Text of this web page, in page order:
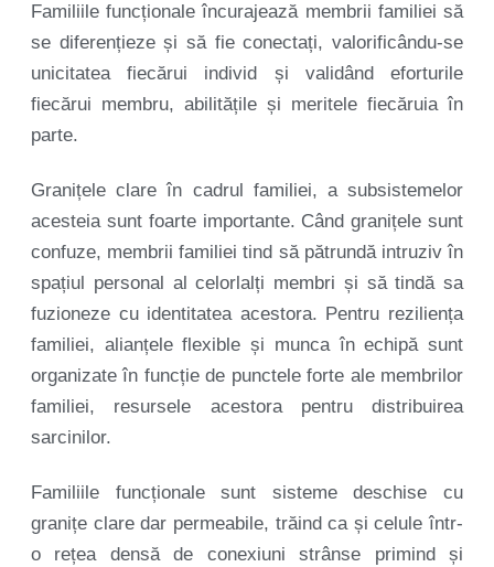
Familiile funcționale încurajează membrii familiei să
se diferențieze și să fie conectați, valorificându-se
unicitatea fiecărui individ și validând eforturile
fiecărui membru, abilitățile și meritele fiecăruia în
parte.
Granițele clare în cadrul familiei, a subsistemelor
acesteia sunt foarte importante. Când granițele sunt
confuze, membrii familiei tind să pătrundă intruziv în
spațiul personal al celorlalți membri și să tindă sa
fuzioneze cu identitatea acestora. Pentru reziliența
familiei, alianțele flexible și munca în echipă sunt
organizate în funcție de punctele forte ale membrilor
familiei, resursele acestora pentru distribuirea
sarcinilor.
Familiile funcționale sunt sisteme deschise cu
granițe clare dar permeabile, trăind ca și celule într-
o rețea densă de conexiuni strânse primind și